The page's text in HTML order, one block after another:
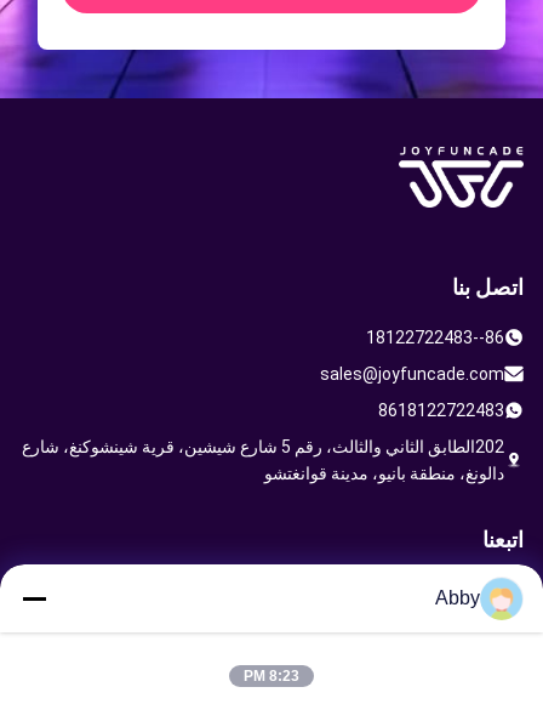
اتصل بنا
86--18122722483
sales@joyfuncade.com
8618122722483
202الطابق الثاني والثالث، رقم 5 شارع شيشين، قرية شينشوكنغ، شارع
دالونغ، منطقة بانيو، مدينة قوانغتشو
اتبعنا
Abby
8:23 PM